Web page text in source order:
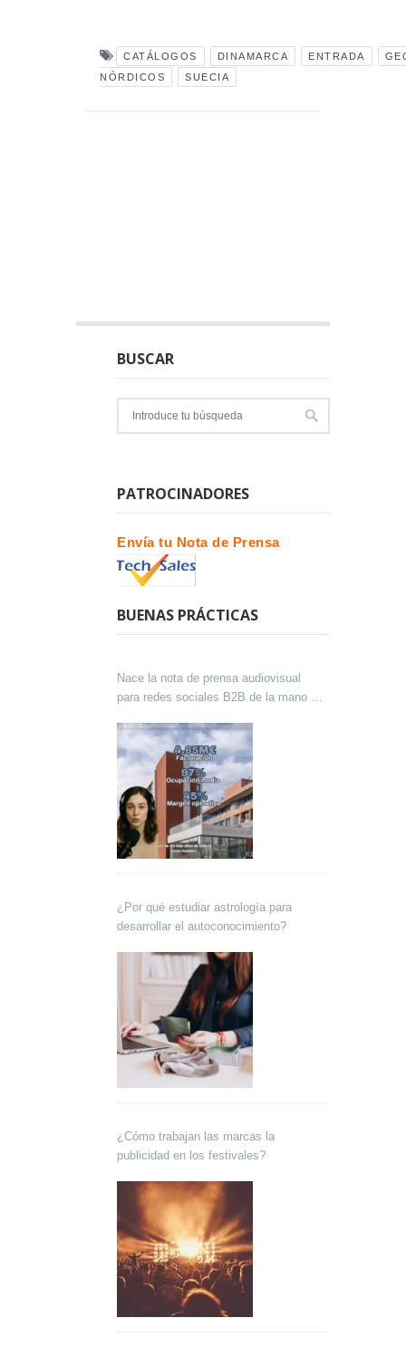
CATÁLOGOS DINAMARCA ENTRADA
NÓRDICOS
SUECIA
BUSCAR
PATROCINADORES
Envía tu Nota de Prensa
BUENAS PRÁCTICAS
Nace la nota de prensa audiovisual
para redes sociales B2B de la mano de
¿Por qué estudiar astrología para
desarrollar el autoconocimiento?
¿Cómo trabajan las marcas la
publicidad en los festivales?